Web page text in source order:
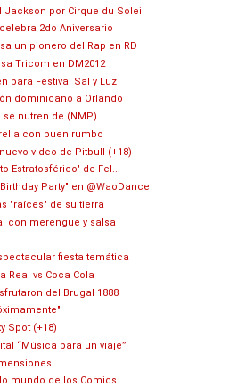
por Cirque du Soleil
2do Aniversario
un pionero del Rap en RD
Tricom en DM2012
para Festival Sal y Luz
dominicano a Orlando
se nutren de (NMP)
con buen rumbo
video de Pitbull (+18)
Estratosférico" de Fel...
Party" en @WaoDance
"raíces" de su tierra
con merengue y salsa
fiesta temática
Real vs Coca Cola
del Brugal 1888
Spot (+18)
“Música para un viaje”
mundo de los Comics